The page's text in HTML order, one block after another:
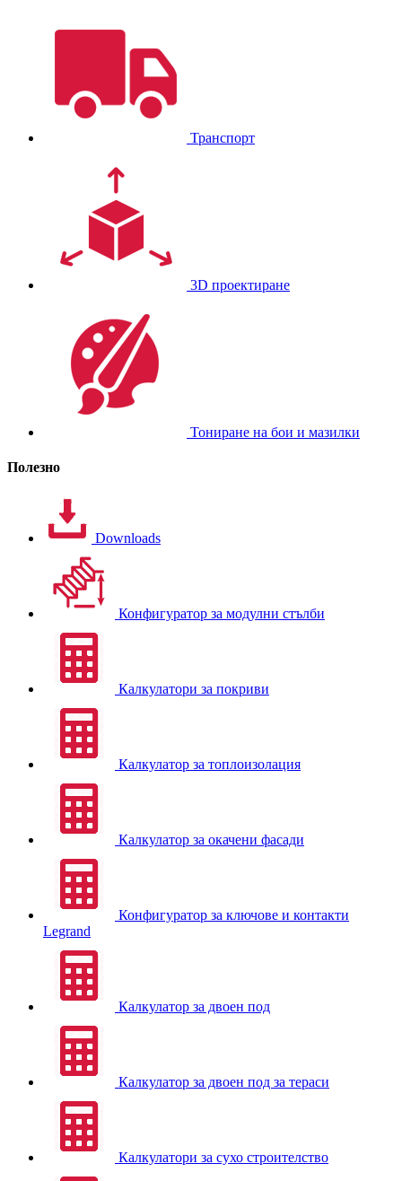
Транспорт
3D проектиране
Тониране на бои и мазилки
Полезно
Downloads
Конфигуратор за модулни стълби
Калкулатори за покриви
Калкулатор за топлоизолация
Калкулатор за окачени фасади
Конфигуратор за ключове и контакти
Legrand
Калкулатор за двоен под
Калкулатор за двоен под за тераси
Калкулатори за сухо строителство